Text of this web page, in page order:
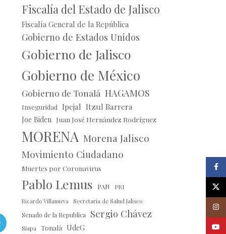
Fiscalía del Estado de Jalisco
Fiscalía General de la República
Gobierno de Estados Unidos
Gobierno de Jalisco
Gobierno de México
Gobierno de Tonalá HAGAMOS
Inseguridad Ipejal Itzul Barrera
Joe Biden Juan José Hernández Rodríguez
MORENA Morena Jalisco
Movimiento Ciudadano
Muertes por Coronavirus
Pablo Lemus PAN PRI
Ricardo Villanueva Secretaría de Salud Jalisco
Senado de la Republica Sergio Chávez
Siapa Tonalá UdeG